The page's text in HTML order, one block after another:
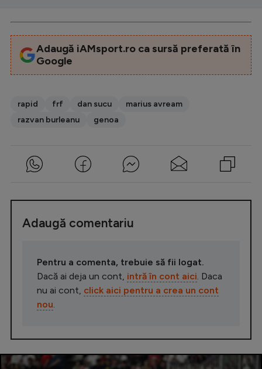
Adaugă iAMsport.ro ca sursă preferată în
Google
rapid frf dan sucu
marius avream
razvan burleanu
genoa
Adaugă comentariu
Pentru a comenta, trebuie să fii logat.
Dacă ai deja un cont, intră în cont aici . Daca
nu ai cont, click aici pentru a crea un cont
nou